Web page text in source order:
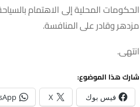
الحكومات المحلية إلى الاهتمام
مزدهر وقادر على المنافسة.
انتهى.
شارك هذا الموضوع:
فيس بوك X